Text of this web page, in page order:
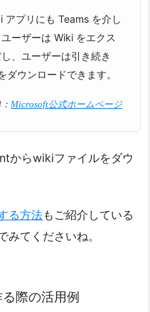
アプリにも Teams を介し
ーザーは Wiki をエクス
、ユーザーは引き続き
ウンロードできます。
Microsoft公式ホームページ
からwikiファイルをダウ
る方法もご紹介している
てくださいね。
際の活用例